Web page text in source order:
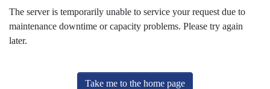
The server is temporarily unable to service your request due to
maintenance downtime or capacity problems. Please try again
later.
Take me to the home page